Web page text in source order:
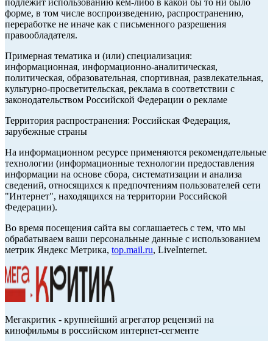
подлежит использованию кем-либо в какой бы то ни было
форме, в том числе воспроизведению, распространению,
переработке не иначе как с письменного разрешения
правообладателя.
Примерная тематика и (или) специализация:
информационная, информационно-аналитическая,
политическая, образовательная, спортивная, развлекательная,
культурно-просветительская, реклама в соответствии с
законодательством Российской Федерации о рекламе
Территория распространения: Российская Федерация,
зарубежные страны
На информационном ресурсе применяются рекомендательные
технологии (информационные технологии предоставления
информации на основе сбора, систематизации и анализа
сведений, относящихся к предпочтениям пользователей сети
"Интернет", находящихся на территории Российской
Федерации).
Во время посещения сайта вы соглашаетесь с тем, что мы
обрабатываем ваши персональные данные с использованием
метрик Яндекс Метрика, top.mail.ru, LiveInternet.
Мегакритик - крупнейший агрегатор рецензий на
кинофильмы в российском интернет-сегменте